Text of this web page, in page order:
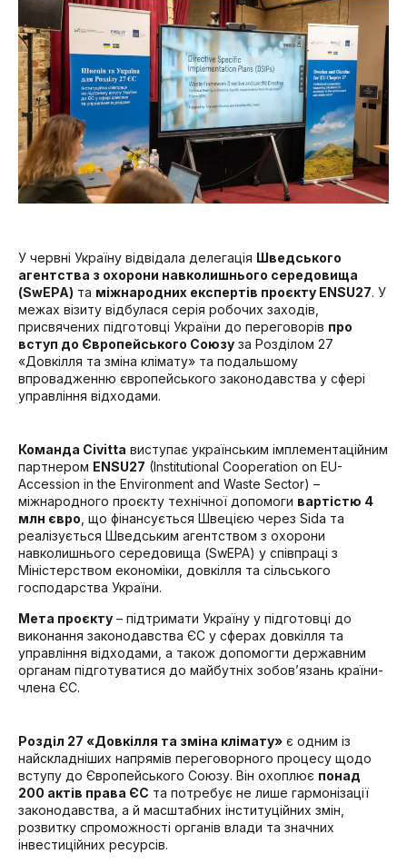
У червні Україну відвідала делегація Шведського
агентства з охорони навколишнього середовища
(SwEPA) та міжнародних експертів проєкту ENSU27. У
межах візиту відбулася серія робочих заходів,
присвячених підготовці України до переговорів про
вступ до Європейського Союзу за Розділом 27
«Довкілля та зміна клімату» та подальшому
впровадженню європейського законодавства у сфері
управління відходами.
Команда Civitta виступає українським імплементаційним
партнером ENSU27 (Institutional Cooperation on EU-
Accession in the Environment and Waste Sector) –
міжнародного проєкту технічної допомоги вартістю 4
млн євро , що фінансується Швецією через Sida та
реалізується Шведським агентством з охорони
навколишнього середовища (SwEPA) у співпраці з
Міністерством економіки, довкілля та сільського
господарства України.
Мета проєкту – підтримати Україну у підготовці до
виконання законодавства ЄС у сферах довкілля та
управління відходами, а також допомогти державним
органам підготуватися до майбутніх зобов’язань країни-
члена ЄС.
Розділ 27 «Довкілля та зміна клімату» є одним із
найскладніших напрямів переговорного процесу щодо
вступу до Європейського Союзу. Він охоплює понад
200 актів права ЄС та потребує не лише гармонізації
законодавства, а й масштабних інституційних змін,
розвитку спроможності органів влади та значних
інвестиційних ресурсів.